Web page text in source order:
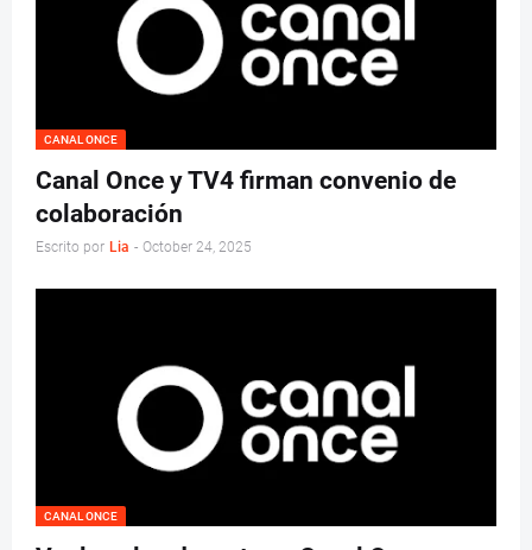
CANAL ONCE
Canal Once y TV4 firman convenio de
colaboración
Escrito por Lia - October 24, 2025
CANAL ONCE